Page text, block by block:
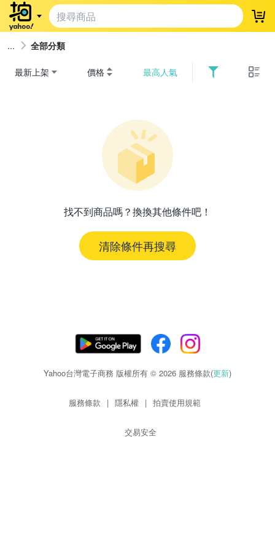
登
全部分類
最新上架 價格 最高人氣
找不到商品嗎？換換其他條件吧！
清除條件再搜尋
Yahoo台灣電子商務 版權所有 © 2026 服務條款(更新)
服務條款 | 隱私權 | 拍賣使用規範
交易安全